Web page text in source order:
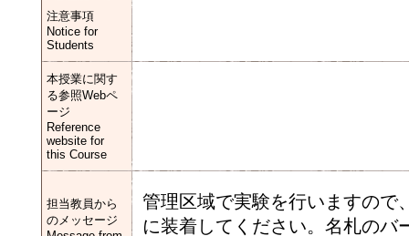
注意事項
Notice for
Students
本授業に関す
る参照Webペ
ージ
Reference
website for
this Course
担当教員から
のメッセージ
管理区域で実験を行いますので
に装着してください。名札のバ